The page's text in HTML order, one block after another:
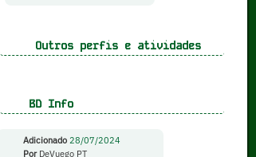
Outros perfis e atividades
BD Info
Adicionado 28/07/2024
PorDeVuego PT